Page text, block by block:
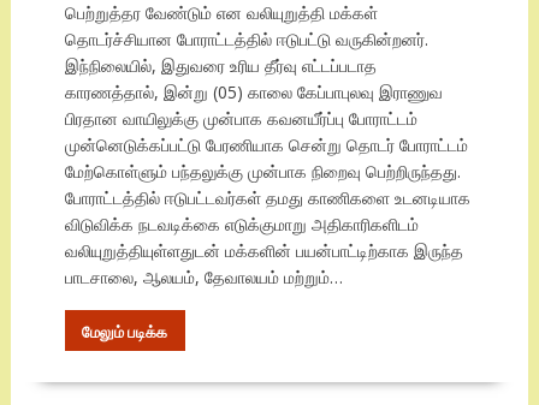
பெற்றுத்தர வேண்டும் என வலியுறுத்தி மக்கள்
தொடர்ச்சியான போராட்டத்தில் ஈடுபட்டு வருகின்றனர்.
இந்நிலையில், இதுவரை உரிய தீர்வு எட்டப்படாத
காரணத்தால், இன்று (05) காலை கேப்பாபுலவு இராணுவ
பிரதான வாயிலுக்கு முன்பாக கவனயீர்ப்பு போராட்டம்
முன்னெடுக்கப்பட்டு பேரணியாக சென்று தொடர் போராட்டம்
மேற்கொள்ளும் பந்தலுக்கு முன்பாக நிறைவு பெற்றிருந்தது.
போராட்டத்தில் ஈடுபட்டவர்கள் தமது காணிகளை உடனடியாக
விடுவிக்க நடவடிக்கை எடுக்குமாறு அதிகாரிகளிடம்
வலியுறுத்தியுள்ளதுடன் மக்களின் பயன்பாட்டிற்காக இருந்த
பாடசாலை, ஆலயம், தேவாலயம் மற்றும்…
மேலும் படிக்க